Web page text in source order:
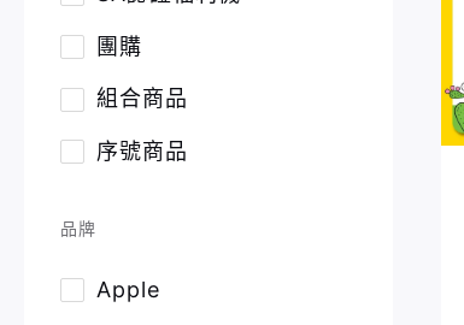
團購
組合商品
序號商品
品牌
Apple